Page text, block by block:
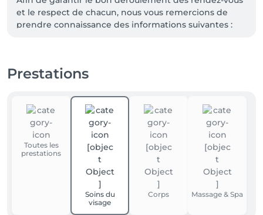
et le respect de chacun, nous vous remercions de
prendre connaissance des informations suivantes :
doit être effectuée au minimum 24 heures à l’avance.
💳 Paiement
Le règlement peut être effectué en espèces ou par
QR Code.
🚗 Accès au cabinet
Le Cabinet Pagano est situé en plein centre de
Waremme. Plusieurs parkings sont disponibles à
proximité, avec un accès facile à pied comme en
voiture. La gare de Waremme se trouve juste en face
Prestations
Toutes les
prestations
Soins du
visage
Corps Massage & Spa